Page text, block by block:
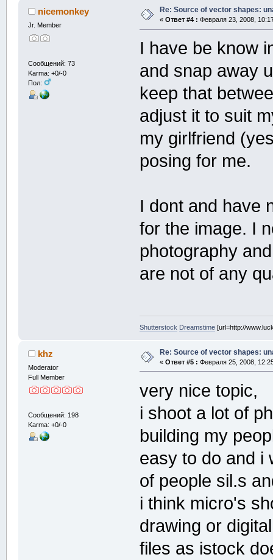
nicemonkey
Jr. Member
Сообщений: 73
Karma: +0/-0
Пол:
Re: Source of vector shapes:
« Ответ #4 : Февраля 23, 2008,
I have be know
and snap away
keep that
adjust it to suit
my girlfriend
posing for me.
I dont and have
for the image. I
photography
are not of any
Shutterstock Dreamstime [url=http://
khz
Moderator
Full Member
Сообщений: 198
Karma: +0/-0
Re: Source of vector shapes:
« Ответ #5 : Февраля 25, 2008,
very nice topic,
i shoot a lot of
building my
easy to do and i
of people sil.s
i think micro's
drawing or
files as istock